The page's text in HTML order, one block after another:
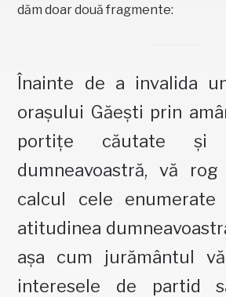
dăm doar două fragmente:
Înainte de a invalida
oraşului Găeşti prin
portiţe căutate şi
dumneavoastră, vă
calcul cele
atitudinea
aşa cum jurământul
interesele de partid